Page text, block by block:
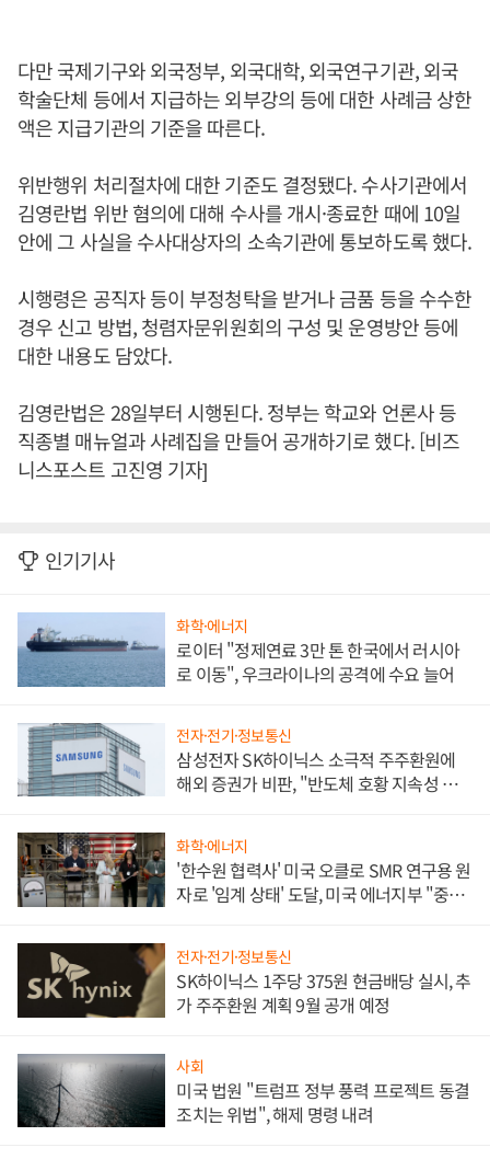
다만 국제기구와 외국정부, 외국대학, 외국연구기관, 외국
학술단체 등에서 지급하는 외부강의 등에 대한 사례금 상한
액은 지급기관의 기준을 따른다.
위반행위 처리절차에 대한 기준도 결정됐다. 수사기관에서
김영란법 위반 혐의에 대해 수사를 개시·종료한 때에 10일
안에 그 사실을 수사대상자의 소속기관에 통보하도록 했다.
시행령은 공직자 등이 부정청탁을 받거나 금품 등을 수수한
경우 신고 방법, 청렴자문위원회의 구성 및 운영방안 등에
대한 내용도 담았다.
김영란법은 28일부터 시행된다. 정부는 학교와 언론사 등
직종별 매뉴얼과 사례집을 만들어 공개하기로 했다. [비즈
니스포스트 고진영 기자]
인기기사
화학·에너지
로이터 "정제연료 3만 톤 한국에서 러시아
로 이동", 우크라이나의 공격에 수요 늘어
전자·전기·정보통신
삼성전자 SK하이닉스 소극적 주주환원에
해외 증권가 비판, "반도체 호황 지속성 의
화학·에너지
'한수원 협력사' 미국 오클로 SMR 연구용 원
자로 '임계 상태' 도달, 미국 에너지부 "중요
전자·전기·정보통신
SK하이닉스 1주당 375원 현금배당 실시, 추
가 주주환원 계획 9월 공개 예정
사회
미국 법원 "트럼프 정부 풍력 프로젝트 동결
조치는 위법", 해제 명령 내려